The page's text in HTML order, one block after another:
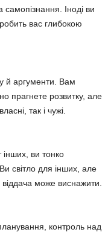
самопізнання. Іноді ви
вас глибокою
й аргументи. Вам
прагнете розвитку, але
так і чужі.
ви тонко
світло для інших, але
може виснажити.
контроль над